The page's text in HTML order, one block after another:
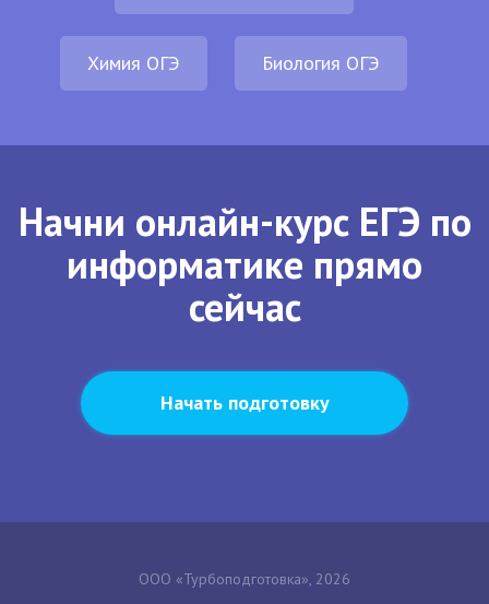
Химия ОГЭ Биология ОГЭ
Начни онлайн-курс ЕГЭ по
информатике прямо
сейчас
Начать подготовку
ООО «Турбоподготовка», 2026